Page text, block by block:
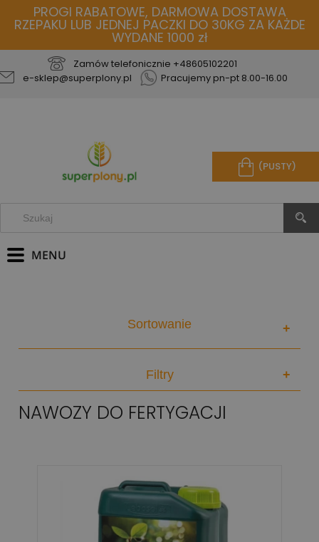
PROGI RABATOWE, DARMOWA DOSTAWA
RZEPAKU LUB JEDNEJ PACZKI DO 30KG ZA KAŻDE
WYDANE 1000 zł
Zamów telefonicznie +48605102201
e-sklep@superplony.pl
Pracujemy pn-pt 8.00-16.00
(PUSTY)
Sortowanie +
Filtry +
NAWOZY DO FERTYGACJI